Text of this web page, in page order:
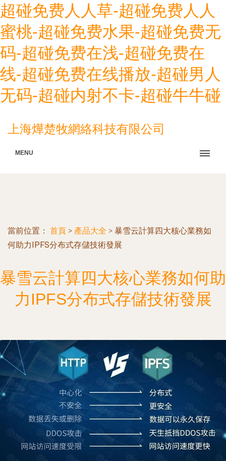
超碰免费人人草-超碰免费人人
蜜桃-超碰免费水果-超碰免费无
码-超碰免费在浅-超碰免费在
线-超碰免费在线播放-超碰男人
无码-超碰内射不卡-超碰牛牛碰
上海燁楚牧網絡科技有限公司
MENU
當前位置： 首頁 > 產品大全 > 暴雪云計算四大核心業務如
何助力IPFS分布式存儲技術發展
暴雪云計算四大核心業務如何助
力IPFS分布式存儲技術發展